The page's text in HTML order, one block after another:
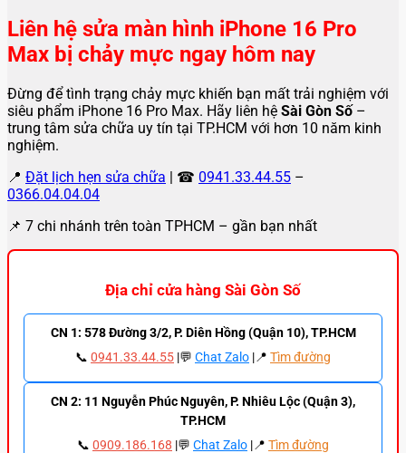
Liên hệ sửa màn hình iPhone 16 Pro
Max bị chảy mực ngay hôm nay
Đừng để tình trạng chảy mực khiến bạn mất trải nghiệm với
siêu phẩm iPhone 16 Pro Max. Hãy liên hệ Sài Gòn Số–
trung tâm sửa chữa uy tín tại TP.HCM với hơn 10 năm kinh
nghiệm.
📍 Đặt lịch hẹn sửa chữa | ☎ 0941.33.44.55 –
0366.04.04.04
📌 7 chi nhánh trên toàn TPHCM – gần bạn nhất
Địa chỉ cửa hàng Sài Gòn Số
CN 1: 578 Đường 3/2, P. Diên Hồng (Quận 10), TP.HCM
📞 0941.33.44.55 |💬 Chat Zalo |📍 Tìm đường
CN 2: 11 Nguyễn Phúc Nguyên, P. Nhiêu Lộc (Quận 3),
TP.HCM
📞 0909.186.168 |💬 Chat Zalo |📍 Tìm đường